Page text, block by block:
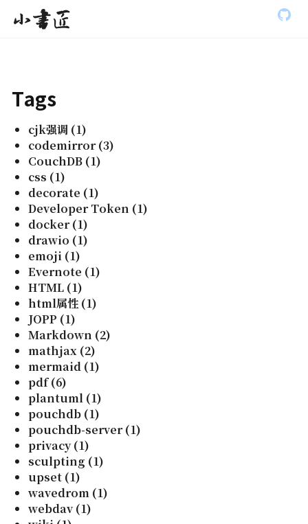
小书匠
Tags
cjk强调(1)
codemirror(3)
CouchDB(1)
css (1)
decorate (1)
Developer Token (1)
docker(1)
drawio (1)
emoji (1)
Evernote (1)
HTML(1)
html属性(1)
JOPP (1)
Markdown (2)
mathjax(2)
mermaid(1)
pdf(6)
plantuml(1)
pouchdb(1)
pouchdb-server(1)
privacy(1)
sculpting (1)
upset(1)
wavedrom(1)
webdav(1)